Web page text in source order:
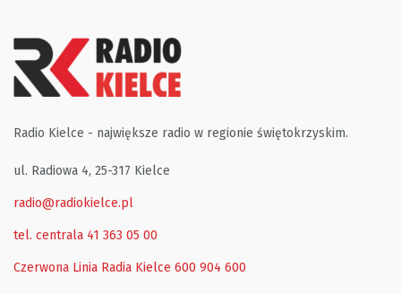
Radio Kielce - największe radio w regionie świętokrzyskim.
ul. Radiowa 4, 25-317 Kielce
radio@radiokielce.pl
tel. centrala 41 363 05 00
Czerwona Linia Radia Kielce 600 904 600